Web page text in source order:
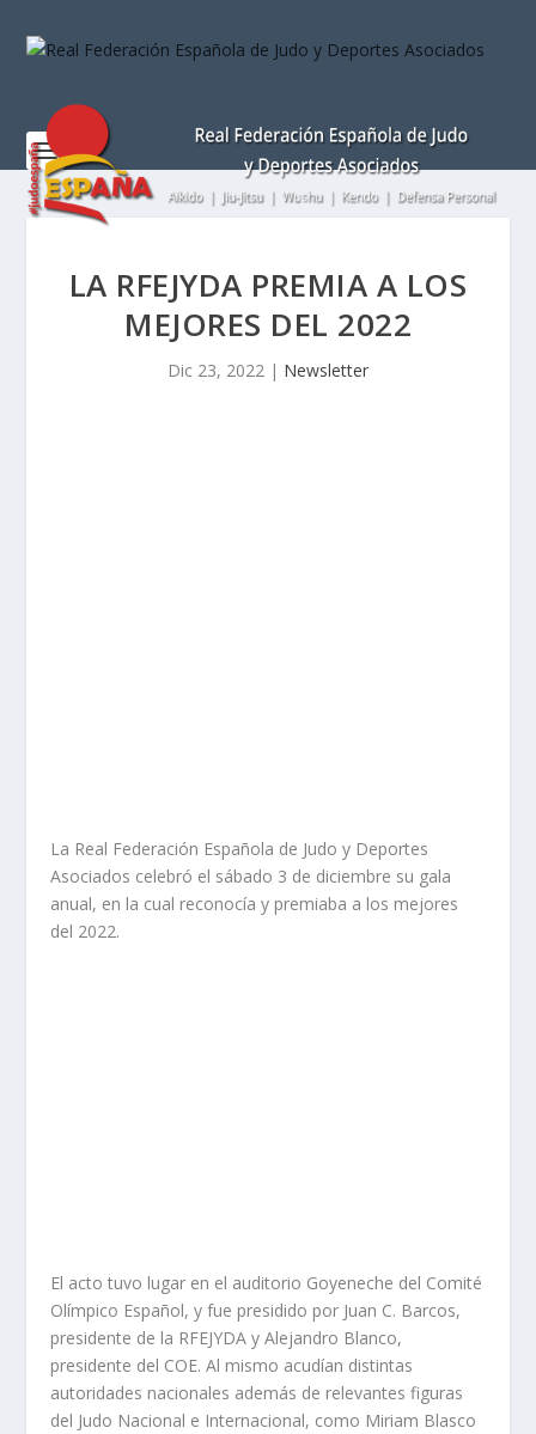
este
incluye
sistema
LA RFEJYDA PREMIA A LOS
MEJORES DEL 2022
Dic 23, 2022 | Newsletter
La Real Federación Española de Judo y Deportes
Asociados celebró el sábado 3 de diciembre su gala
anual, en la cual reconocía y premiaba a los mejores
del 2022.
El acto tuvo lugar en el auditorio Goyeneche del Comité
Olímpico Español, y fue presidido por Juan C. Barcos,
presidente de la RFEJYDA y Alejandro Blanco,
presidente del COE. Al mismo acudían distintas
autoridades nacionales además de relevantes figuras
del Judo Nacional e Internacional, como Miriam Blasco